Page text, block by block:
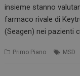
insieme stanno
farmaco rivale di
(Seagen) nei pazienti
Primo Piano MSD